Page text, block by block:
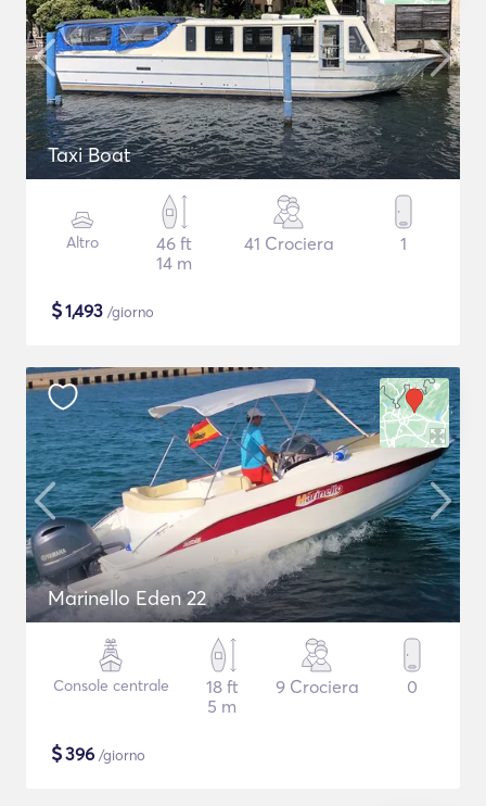
Taxi Boat
Altro
46 ft
14 m
41 Crociera 1
$1,493 /giorno
Marinello Eden 22
Console centrale
18 ft
5 m
9 Crociera 0
$396 /giorno